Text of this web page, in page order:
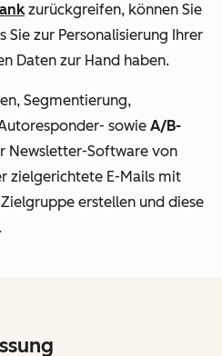
zurückgreifen, können Sie
Sie zur Personalisierung Ihrer
Daten zur Hand haben.
Segmentierung,
sowie A/B-
Newsletter-Software von
zielgerichtete E-Mails mit
erstellen und diese